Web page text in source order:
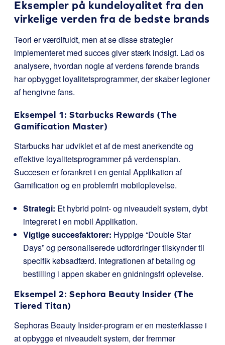
Eksempler på kundeloyalitet fra den
virkelige verden fra de bedste brands
Teori er værdifuldt, men at se disse strategier
implementeret med succes giver stærk indsigt. Lad os
analysere, hvordan nogle af verdens førende brands
har opbygget loyalitetsprogrammer, der skaber legioner
af hengivne fans.
Eksempel 1: Starbucks Rewards (The
Gamification Master)
Starbucks har udviklet et af de mest anerkendte og
effektive loyalitetsprogrammer på verdensplan.
Succesen er forankret i en genial Applikation af
Gamification og en problemfri mobiloplevelse.
Strategi: Et hybrid point- og niveaudelt system, dybt
integreret i en mobil Applikation.
Vigtige succesfaktorer: Hyppige “Double Star
Days” og personaliserede udfordringer tilskynder til
specifik købsadfærd. Integrationen af betaling og
bestilling i appen skaber en gnidningsfri oplevelse.
Eksempel 2: Sephora Beauty Insider (The
Tiered Titan)
Sephoras Beauty Insider-program er en mesterklasse i
at opbygge et niveaudelt system, der fremmer